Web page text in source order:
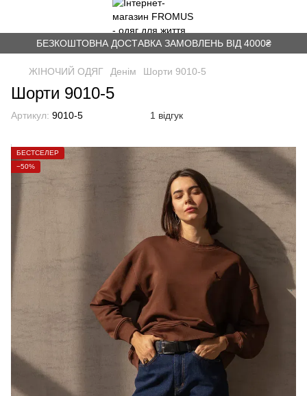
БЕЗКОШТОВНА ДОСТАВКА ЗАМОВЛЕНЬ ВІД 4000₴
ЖІНОЧИЙ ОДЯГ Денім Шорти 9010-5
Шорти 9010-5
Артикул: 9010-5 1 відгук
БЕСТСЕЛЕР
−50%